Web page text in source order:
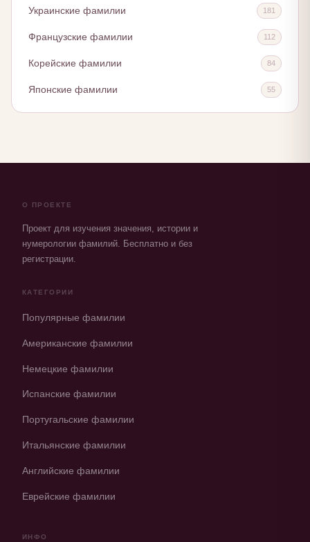
Украинские фамилии 181
Французские фамилии 112
Корейские фамилии 84
Японские фамилии 55
О ПРОЕКТЕ
Проект для изучения значения, истории и
нумерологии фамилий. Бесплатно и без
регистрации.
КАТЕГОРИИ
Популярные фамилии
Американские фамилии
Немецкие фамилии
Испанские фамилии
Португальские фамилии
Итальянские фамилии
Английские фамилии
Еврейские фамилии
ИНФО